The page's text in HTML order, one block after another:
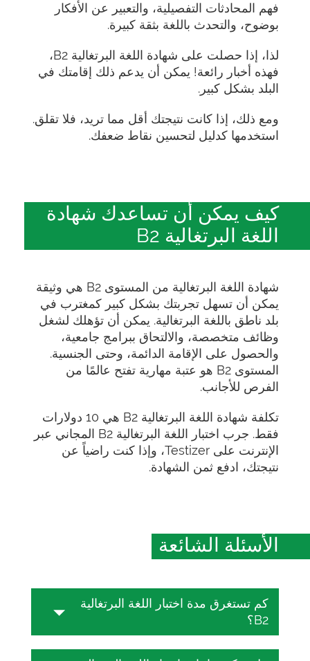
فهم المحادثات التفصيلية، والتعبير عن الأفكار
بوضوح، والتحدث باللغة بثقة كبيرة.
لذا، إذا حصلت على شهادة اللغة البرتغالية B2،
فهذه أخبار رائعة! يمكن أن يدعم ذلك إقامتك في
البلد بشكل كبير.
ومع ذلك، إذا كانت نتيجتك أقل مما تريد، فلا تقلق.
استخدمها كدليل لتحسين نقاط ضعفك.
كيف يمكن أن تساعدك شهادة
اللغة البرتغالية B2
شهادة اللغة البرتغالية من المستوى B2 هي وثيقة
يمكن أن تسهل تجربتك بشكل كبير كمغترب في
بلد ناطق باللغة البرتغالية. يمكن أن تؤهلك لشغل
وظائف متخصصة، والالتحاق ببرامج جامعية،
والحصول على الإقامة الدائمة، وحتى الجنسية.
المستوى B2 هو عتبة مهارية تفتح عالمًا من
الفرص للأجانب.
تكلفة شهادة اللغة البرتغالية B2 هي 10 دولارات
فقط. جرب اختبار اللغة البرتغالية B2 المجاني عبر
الإنترنت على Testizer، وإذا كنت راضياً عن
نتيجتك، ادفع ثمن الشهادة.
الأسئلة الشائعة
كم تستغرق مدة اختبار اللغة البرتغالية
B2؟